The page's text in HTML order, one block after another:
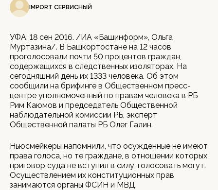
IMPORT СЕРВИСНЫЙ
УФА, 18 сен 2016. /ИА «Башинформ», Ольга
Муртазина/. В Башкортостане на 12 часов
проголосовали почти 50 процентов граждан,
содержащихся в следственных изоляторах. На
сегодняшний день их 1333 человека. Об этом
сообщили на брифинге в Общественном пресс-
центре уполномоченный по правам человека в РБ
Рим Каюмов и председатель Общественной
наблюдательной комиссии РБ, эксперт
Общественной палаты РБ Олег Галин.
Ньюсмейкеры напомнили, что осужденные не имеют
права голоса, но те граждане, в отношении которых
приговор суда не вступил в силу, голосовать могут.
Осуществлением их конституционных прав
занимаются органы ФСИН и МВД.